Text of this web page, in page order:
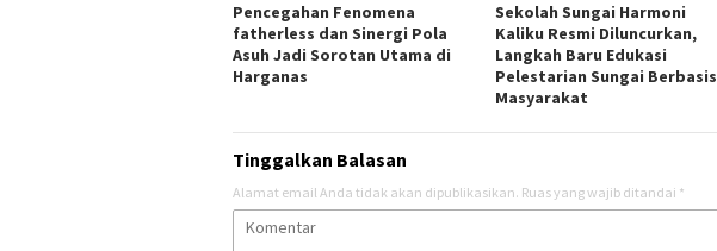
Pencegahan Fenomena
fatherless dan Sinergi Pola
Asuh Jadi Sorotan Utama di
Harganas
Sekolah Sungai Harmoni
Kaliku Resmi Diluncurkan,
Langkah Baru Edukasi
Pelestarian Sungai Berbasis
Masyarakat
Tinggalkan Balasan
Alamat email Anda tidak akan dipublikasikan. Ruas yang wajib ditandai *